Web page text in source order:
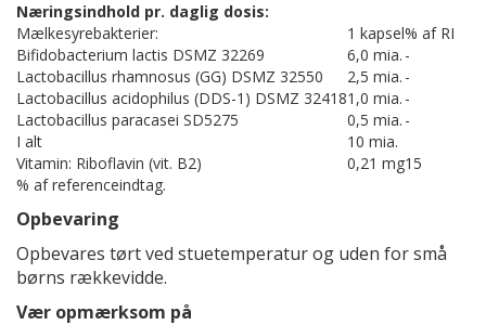
Næringsindhold pr. daglig dosis:
Mælkesyrebakterier:
1 kapsel% af RI
Bifidobacterium lactis DSMZ 32269
6,0 mia. -
Lactobacillus rhamnosus (GG) DSMZ 32550
2,5 mia. -
Lactobacillus acidophilus (DDS-1) DSMZ 324181,0 mia. -
Lactobacillus paracasei SD5275
0,5 mia. -
I alt
10 mia.
Vitamin: Riboflavin (vit. B2)
0,21 mg15
% af referenceindtag.
Opbevaring
Opbevares tørt ved stuetemperatur og uden for små
børns rækkevidde.
Vær opmærksom på